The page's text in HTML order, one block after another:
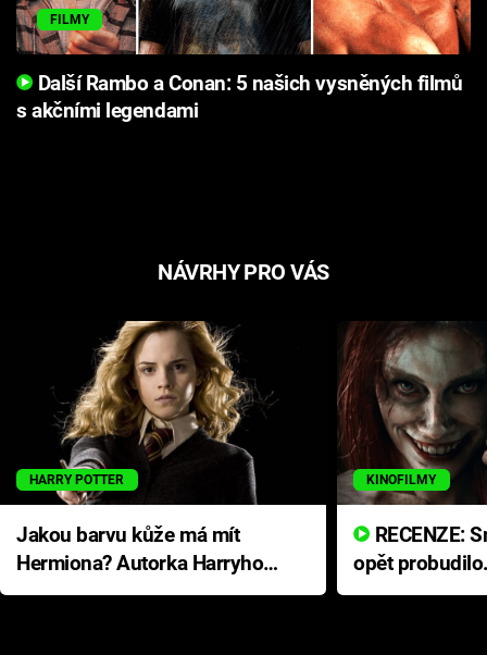
FILMY
Další Rambo a Conan: 5 našich vysněných filmů
s akčními legendami
NÁVRHY PRO VÁS
HARRY POTTER
Jakou barvu kůže má mít
Hermiona? Autorka Harryho
Pottera přišla s ráznou
KINOFILMY
opět
přichází s